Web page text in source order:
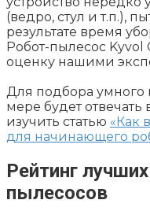
(ведро, стул и т.п.),
результате время
Робот-пылесос Kyvol
оценку нашими
Для подбора умного
мере будет
изучить статью «Как
для начинающего
Рейтинг
пылесосов